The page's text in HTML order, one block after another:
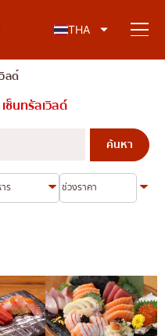
THA
ลด์
เซ็นทรัลเวิลด์